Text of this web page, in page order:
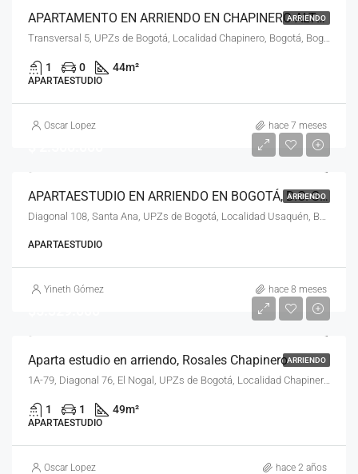
ARRIENDO
APARTAMENTO EN ARRIENDO EN CHAPINERO ALTO, CHAPINERO, BOGOTÁ, D.C
1 0 44m²
APARTAESTUDIO
Oscar Lopez hace 7 meses
ARRIENDO
APARTAESTUDIO EN ARRIENDO EN BOGOTÁ, D.C. SANTA ANA ﴾385﴿
APARTAESTUDIO
Yineth Gómez hace 8 meses
ARRIENDO
Aparta estudio en arriendo, Rosales Chapinero
1 1 49m²
APARTAESTUDIO
Oscar Lopez hace 2 años